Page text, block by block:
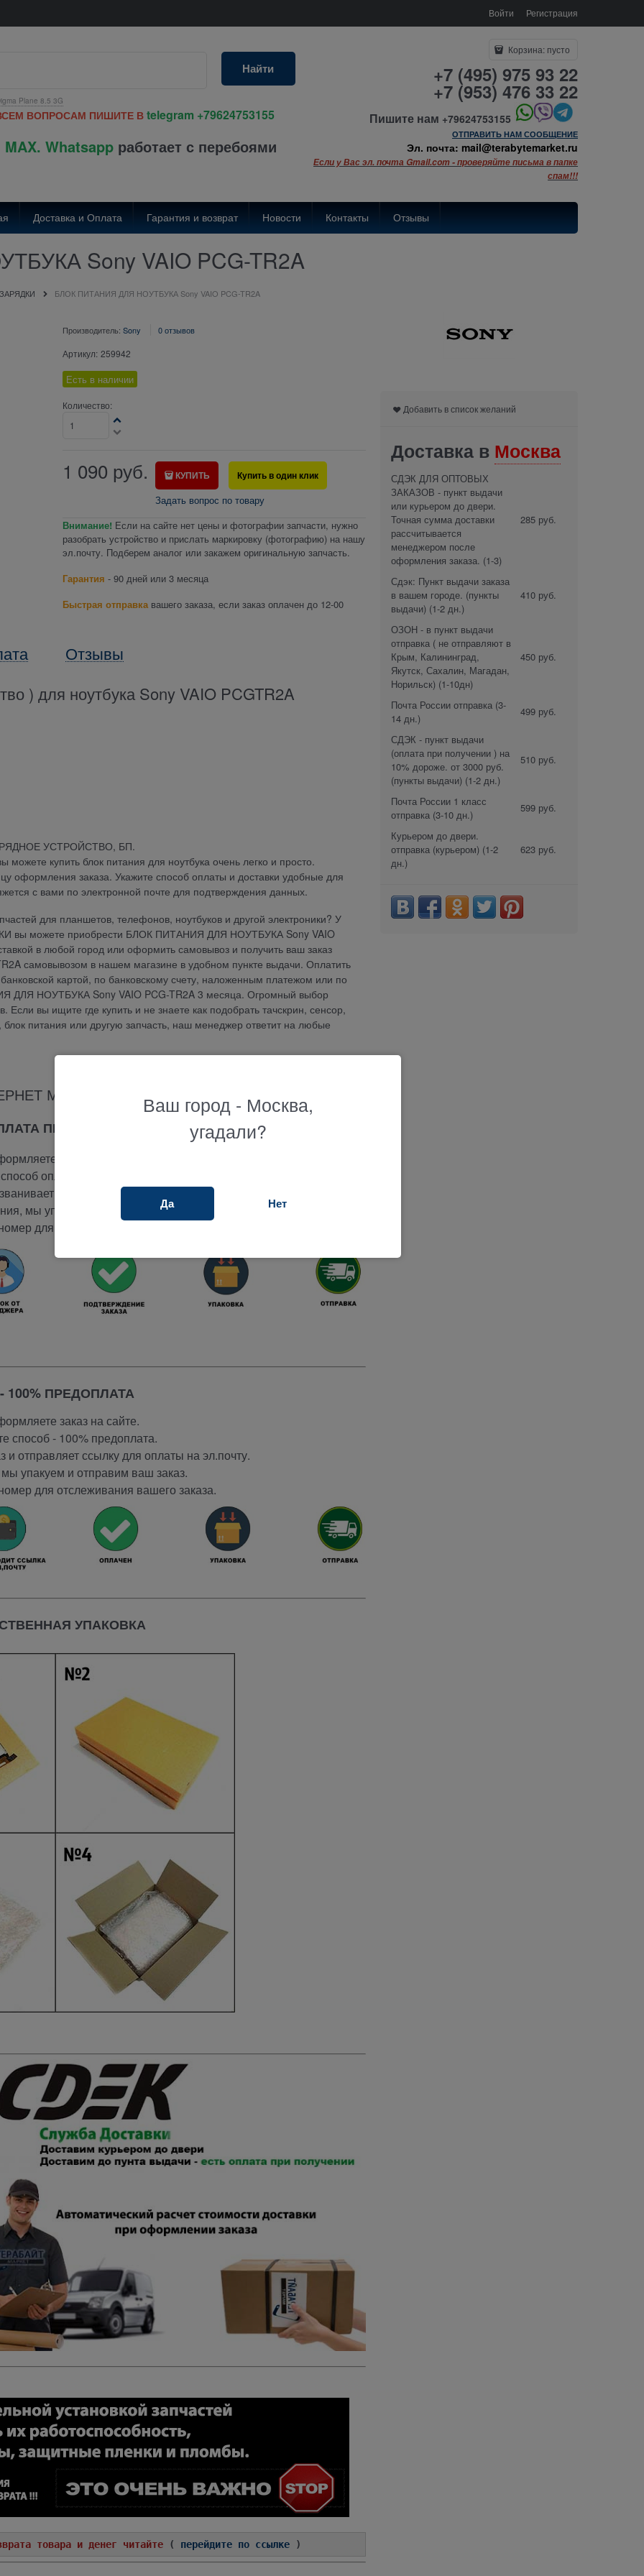
Войти Регистрация
Plane 8.5 3G
Найти
ВОПРОСАМ ПИШИТЕ В telegram +79624753155
Whatsapp работает с перебоями
Корзина: пусто
+7 (495) 975 93 22
+7 (953) 476 33 22
Пишите нам +79624753155
ОТПРАВИТЬ НАМ СООБЩЕНИЕ
Эл. почта: mail@terabytemarket.ru
Если у Вас эл. почта Gmail.com - проверяйте письма в папке
спам!!!
Доставка и Оплата Гарантия и возврат Новости Контакты Отзывы
Sony VAIO PCG-TR2A
БЛОК ПИТАНИЯ ДЛЯ НОУТБУКА Sony VAIO PCG-TR2A
Производитель: Sony 0 отзывов
Артикул: 259942
Есть в наличии
Количество:
1 090 руб. КУПИТЬ Купить в один клик
Задать вопрос по товару
Внимание! Если на сайте нет цены и фотографии запчасти, нужно
разобрать устройство и прислать маркировку (фотографию) на нашу
эл.почту. Подберем аналог или закажем оригинальную запчасть.
Гарантия - 90 дней или 3 месяца
Быстрая отправкавашего заказа, если заказ оплачен до 12-00
Отзывы
) для ноутбука Sony VAIO PCGTR2A
УСТРОЙСТВО, БП.
купить блок питания для ноутбука очень легко и просто.
оформления заказа. Укажите способ оплаты и доставки удобные для
с вами по электронной почте для подтверждения данных.
для планшетов, телефонов, ноутбуков и другой электроники? У
вы можете приобрести БЛОК ПИТАНИЯ ДЛЯ НОУТБУКА Sony VAIO
в любой город или оформить самовывоз и получить ваш заказ
самовывозом в нашем магазине в удобном пункте выдачи. Оплатить
картой, по банковскому счету, наложенным платежом или по
ДЛЯ НОУТБУКА Sony VAIO PCG-TR2A 3 месяца. Огромный выбор
вы ищите где купить и не знаете как подобрать тачскрин, сенсор,
питания или другую запчасть, наш менеджер ответит на любые
МАГАЗИНА ТЕРАБАЙТ МАРКЕТ
ПРИ ПОЛУЧЕНИИ
заказ на сайте.
оплаты -
вам и подтверждает заказ.
мы упакуем и отправим ваш заказ.
для отслеживания вашего заказа.
100% ПРЕДОПЛАТА
заказ на сайте.
способ - 100% предоплата.
и отправляет ссылку для оплаты на эл.почту.
упакуем и отправим ваш заказ.
для отслеживания вашего заказа.
УПАКОВКА
товара и денег читайте( перейдите по ссылке)
Добавить в список желаний
Доставка в Москва
СДЭК ДЛЯ ОПТОВЫХ
ЗАКАЗОВ - пункт выдачи
или курьером до двери.
Точная сумма доставки
рассчитывается
менеджером после
оформления заказа. (1-3)
285 руб.
Сдэк: Пункт выдачи заказа
в вашем городе. (пункты
выдачи) (1-2 дн.)
410 руб.
ОЗОН - в пункт выдачи
отправка ( не отправляют в
Крым, Калининград,
Якутск, Сахалин, Магадан,
Норильск) (1-10дн)
450 руб.
Почта России отправка (3-
14 дн.)
499 руб.
СДЭК - пункт выдачи
(оплата при получении ) на
10% дороже. от 3000 руб.
(пункты выдачи) (1-2 дн.)
510 руб.
Почта России 1 класс
отправка (3-10 дн.)
599 руб.
Курьером до двери.
отправка (курьером) (1-2
дн.)
623 руб.
Ваш город - Москва,
угадали?
Да Нет